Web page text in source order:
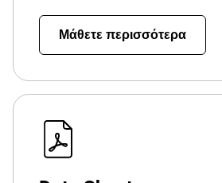
Μάθετε περισσότερα